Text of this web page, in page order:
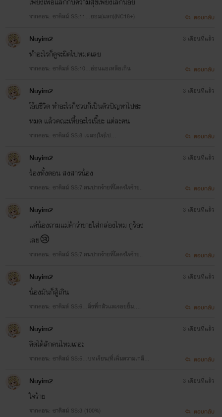
จากตอน: ซาดิสม์ SS:11...ยอม(แลก)(NC18+) ตอบกลับ
Nuyim2
ทำอะไรก็ดูจะผิดไปหมดเลย
จากตอน: ซาดิมส์ SS:10...อ่อนแอเหลือเกิน
3 เดือนที่แล้ว
ตอบกลับ
Nuyim2
โอ้ยชีวิต ทำอะไรก็ซวยก็เป็นตัวปัญหาไปซะ
หมด แล้วคณะเหี้ยอะไรเนี๊ยะ แต่ละคน
จากตอน: ซาดิสม์ SS:8 เผลอ(ใจ)ไป...
3 เดือนที่แล้ว
ตอบกลับ
Nuyim2
ร้องทั้งตอน สงสารน้อง
จากตอน: ซาดิสม์ SS:7.คนปากร้ายที่โคตรใจร้าย..
3 เดือนที่แล้ว
ตอบกลับ
Nuyim2
แค่น้องถามแม่ค้าว่าขายใส่กล่องไหม กูร้อง
เลย😢
จากตอน: ซาดิสม์ SS:7.คนปากร้ายที่โคตรใจร้าย..
3 เดือนที่แล้ว
ตอบกลับ
Nuyim2
น้องมันก็สู้เกิน
จากตอน: ซาดิมส์ SS:6...สิ่งที่กลััวและรอยยิ้ม....
3 เดือนที่แล้ว
ตอบกลับ
Nuyim2
คิดได้สักคนไหมเถอะ
จากตอน: ซาดิสม์ SS:5...บทเรียน(ที่เพิ่มความเกลียด
3 เดือนที่แล้ว
ตอบกลับ
Nuyim2
ใจร้าย
จากตอน: ซาดิสม์ SS:3 (100%)
3 เดือนที่แล้ว
ตอบกลับ